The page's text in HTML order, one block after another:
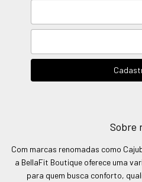
Sobre
Com marcas renomadas como
a BellaFit Boutique oferece uma
para quem busca conforto,